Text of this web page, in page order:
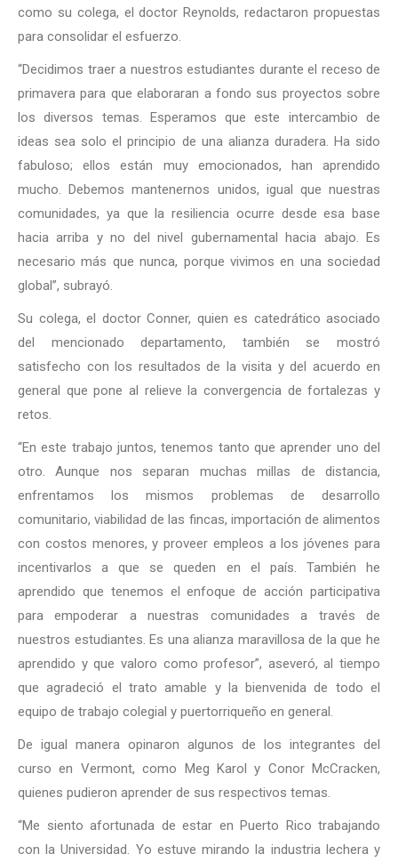
como su colega, el doctor Reynolds, redactaron propuestas
para consolidar el esfuerzo.
“Decidimos traer a nuestros estudiantes durante el receso de
primavera para que elaboraran a fondo sus proyectos sobre
los diversos temas. Esperamos que este intercambio de
ideas sea solo el principio de una alianza duradera. Ha sido
fabuloso; ellos están muy emocionados, han aprendido
mucho. Debemos mantenernos unidos, igual que nuestras
comunidades, ya que la resiliencia ocurre desde esa base
hacia arriba y no del nivel gubernamental hacia abajo. Es
necesario más que nunca, porque vivimos en una sociedad
global”, subrayó.
Su colega, el doctor Conner, quien es catedrático asociado
del mencionado departamento, también se mostró
satisfecho con los resultados de la visita y del acuerdo en
general que pone al relieve la convergencia de fortalezas y
retos.
“En este trabajo juntos, tenemos tanto que aprender uno del
otro. Aunque nos separan muchas millas de distancia,
enfrentamos los mismos problemas de desarrollo
comunitario, viabilidad de las fincas, importación de alimentos
con costos menores, y proveer empleos a los jóvenes para
incentivarlos a que se queden en el país. También he
aprendido que tenemos el enfoque de acción participativa
para empoderar a nuestras comunidades a través de
nuestros estudiantes. Es una alianza maravillosa de la que he
aprendido y que valoro como profesor”, aseveró, al tiempo
que agradeció el trato amable y la bienvenida de todo el
equipo de trabajo colegial y puertorriqueño en general.
De igual manera opinaron algunos de los integrantes del
curso en Vermont, como Meg Karol y Conor McCracken,
quienes pudieron aprender de sus respectivos temas.
“Me siento afortunada de estar en Puerto Rico trabajando
con la Universidad. Yo estuve mirando la industria lechera y